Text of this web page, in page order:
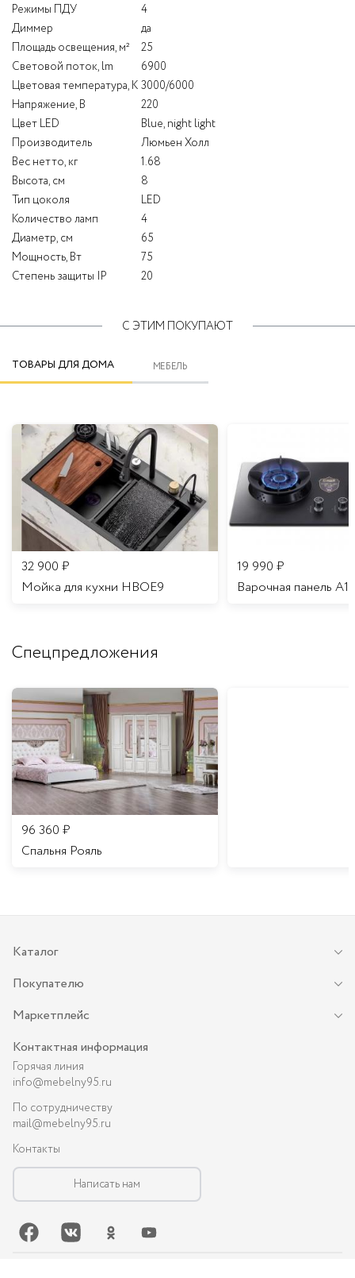
Режимы ПДУ
4
Диммер
да
Площадь освещения, м²
25
Световой поток, lm
6900
Цветовая температура, К 3000/6000
Напряжение, В
220
Цвет LED
Blue, night light
Производитель
Люмьен Холл
Вес нетто, кг
1.68
Высота, см
8
Тип цоколя
LED
Количество ламп
4
Диаметр, см
65
Мощность, Вт
75
Степень защиты IP
20
С ЭТИМ ПОКУПАЮТ
ТОВАРЫ ДЛЯ ДОМА МЕБЕЛЬ
32 900 ₽
Мойка для кухни HBOE9
19 990 ₽
Варочная панель A16
Спецпредложения
96 360 ₽
Спальня Рояль
Каталог
Покупателю
Маркетплейс
Контактная информация
Горячая линия
info@mebelny95.ru
По сотрудничеству
mail@mebelny95.ru
Контакты
Написать нам